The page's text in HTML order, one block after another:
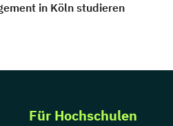
in Köln studieren
Für Hochschulen